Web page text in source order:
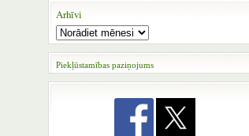
Arhīvi
Piekļūstamības paziņojums